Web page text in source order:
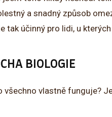
a snadný způsob
tak účinný pro lidi, u
BIOLOGIE
všechno vlastně funguje?